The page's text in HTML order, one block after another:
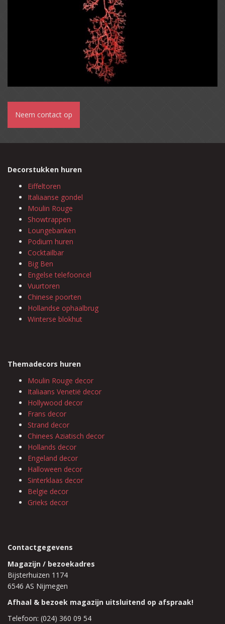
Neem contact op
Decorstukken huren
Eiffeltoren
Italiaanse gondel
Moulin Rouge
Showtrappen
Loungebanken
Podium huren
Cocktailbar
Big Ben
Engelse telefooncel
Vuurtoren
Chinese poorten
Hollandse ophaalbrug
Winterse blokhut
Themadecors huren
Moulin Rouge decor
Italiaans Venetië decor
Hollywood decor
Frans decor
Strand decor
Chinees Aziatisch decor
Hollands decor
Engeland decor
Halloween decor
Sinterklaas decor
Belgie decor
Grieks decor
Contactgegevens
Magazijn / bezoekadres
Bijsterhuizen 1174
6546 AS Nijmegen
Afhaal & bezoek magazijn uitsluitend op afspraak!
Telefoon: (024) 360 09 54